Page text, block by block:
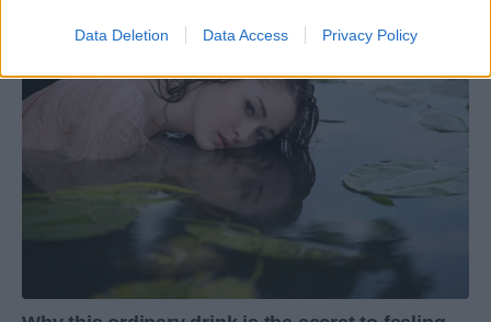
Data Deletion Data Access Privacy Policy